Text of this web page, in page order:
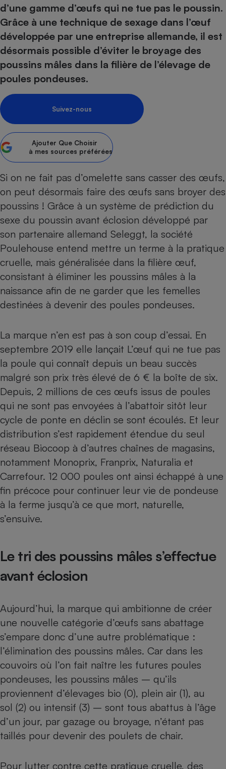
d’une gamme d’œufs qui ne tue pas le poussin.
Grâce à une technique de sexage dans l’œuf
développée par une entreprise allemande, il est
désormais possible d’éviter le broyage des
poussins mâles dans la filière de l’élevage de
poules pondeuses.
Suivez-nous
Ajouter Que Choisir
à mes sources préférées
Si on ne fait pas d’omelette sans casser des œufs,
on peut désormais faire des œufs sans broyer des
poussins ! Grâce à un système de prédiction du
sexe du poussin avant éclosion développé par
son partenaire allemand Seleggt, la société
Poulehouse entend mettre un terme à la pratique
cruelle, mais généralisée dans la filière œuf,
consistant à éliminer les poussins mâles à la
naissance afin de ne garder que les femelles
destinées à devenir des poules pondeuses.
La marque n’en est pas à son coup d’essai. En
septembre 2019 elle lançait L’œuf qui ne tue pas
la poule qui connaît depuis un beau succès
malgré son prix très élevé de 6 € la boîte de six.
Depuis, 2 millions de ces œufs issus de poules
qui ne sont pas envoyées à l’abattoir sitôt leur
cycle de ponte en déclin se sont écoulés. Et leur
distribution s’est rapidement étendue du seul
réseau Biocoop à d’autres chaînes de magasins,
notamment Monoprix, Franprix, Naturalia et
Carrefour. 12 000 poules ont ainsi échappé à une
fin précoce pour continuer leur vie de pondeuse
à la ferme jusqu’à ce que mort, naturelle,
s’ensuive.
Le tri des poussins mâles s’effectue
avant éclosion
Aujourd’hui, la marque qui ambitionne de créer
une nouvelle catégorie d’œufs sans abattage
s’empare donc d’une autre problématique :
l’élimination des poussins mâles. Car dans les
couvoirs où l’on fait naître les futures poules
pondeuses, les poussins mâles – qu’ils
proviennent d’élevages bio (0), plein air (1), au
sol (2) ou intensif (3) – sont tous abattus à l’âge
d’un jour, par gazage ou broyage, n’étant pas
taillés pour devenir des poulets de chair.
Pour lutter contre cette pratique cruelle, des
Sécurité - Hygiène
Complément
alimentaire
bouteille
Assurance
Banque - Crédit
Epargne - Fiscalité
Assurance emprunteur
Banque
Circulation routière
Contrôle technique -
Pièce détachée
Moto
Comparateur auto
Comparatif
Comparatif plaque à
Comparatif climatiseur
Comparatif aspirateur
Comparatif robot cuiseur
Comparatif centrale
Gros électroménager
Petit électroménager -
Lave-linge
Plaque de cuisson à
induction
Cafetière à expressos
Électricité - Gaz
Comparatif casque audio
Comparatif barre de son
Comparatif ordinateur
Comparatif ultrabook
Image et son
Informatique
Internet
Téléphonie
Téléviseur
Téléphone mobile -
Smartphone
Crédit immobilier
Comparatif tondeuse
Comparatif poêle à
Aménagement
Produit d'entretien
Sécurité domestique
Radiateur électrique
Hygiène - Beauté
Maladie - Médecine -
Mutuelle
Antimoustique
Maison de retraite
Choisir son fioul
Choisir son pellet
Comparateur assurance emprunteur
Energie Moins Chère Ensemble
Toutes les cartes interactives
connexion Internet